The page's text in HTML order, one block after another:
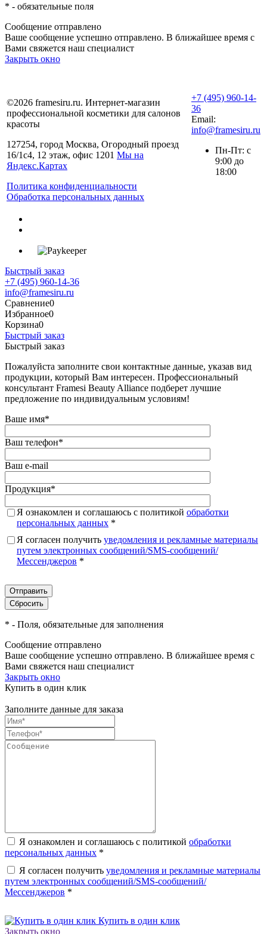
* - обязательные поля
Сообщение отправлено
Ваше сообщение успешно отправлено. В ближайшее время с
Вами свяжется наш специалист
Закрыть окно
©2026 framesiru.ru. Интернет-магазин
профессиональной косметики для салонов
красоты
127254, город Москва, Огородный проезд
16/1с4, 12 этаж, офис 1201 Мы на
Яндекс.Картах
Политика конфиденциальности
Обработка персональных данных
+7 (495) 960-14-
36
Email:
info@framesiru.ru
Пн-Пт: с
9:00 до
18:00
Быстрый заказ
+7 (495) 960-14-36
info@framesiru.ru
Сравнение0
Избранное0
Корзина0
Быстрый заказ
Быстрый заказ
Пожалуйста заполните свои контактные данные, указав вид
продукции, который Вам интересен. Профессиональный
консультант Framesi Beauty Alliance подберет лучшие
предложение по индивидуальным условиям!
Ваше имя*
Ваш телефон*
Ваш e-mail
Продукция*
Я ознакомлен и соглашаюсь с политикой обработки
персональных данных *
Я согласен получить уведомления и рекламные материалы
путем электронных сообщений/SMS-сообщений/
Мессенджеров *
* - Поля, обязательные для заполнения
Сообщение отправлено
Ваше сообщение успешно отправлено. В ближайшее время с
Вами свяжется наш специалист
Закрыть окно
Купить в один клик
Заполните данные для заказа
Я ознакомлен и соглашаюсь с политикой обработки
персональных данных *
Я согласен получить уведомления и рекламные материалы
путем электронных сообщений/SMS-сообщений/
Мессенджеров *
Купить в один клик
Закрыть окно